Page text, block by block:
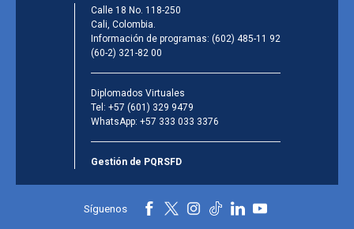
Calle 18 No. 118-250
Cali, Colombia.
Información de programas: (602) 485-11 92
(60-2) 321-82 00
Diplomados Virtuales
Tel: +57 (601) 329 9479
WhatsApp: +57 333 033 3376
Gestión de PQRSFD
Síguenos